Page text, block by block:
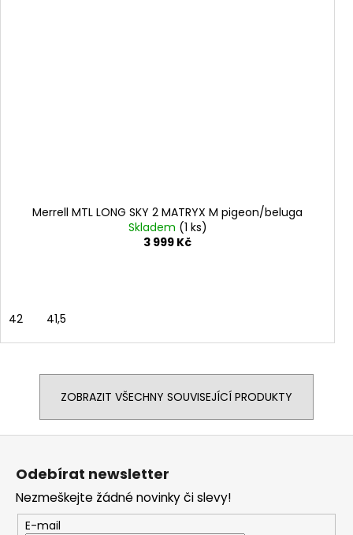
Merrell MTL LONG SKY 2 MATRYX M pigeon/beluga
Skladem (1 ks)
3 999 Kč
42 41,5
ZOBRAZIT VŠECHNY SOUVISEJÍCÍ PRODUKTY
Odebírat newsletter
Nezmeškejte žádné novinky či slevy!
E-mail